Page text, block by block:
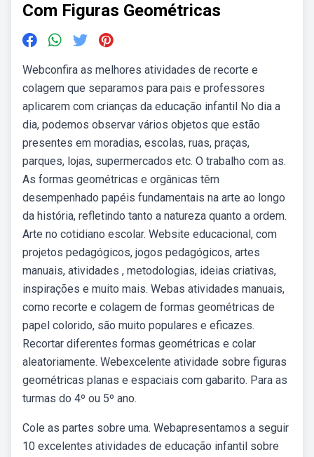
Com Figuras Geométricas
Webconfira as melhores atividades de recorte e
colagem que separamos para pais e professores
aplicarem com crianças da educação infantil No dia a
dia, podemos observar vários objetos que estão
presentes em moradias, escolas, ruas, praças,
parques, lojas, supermercados etc. O trabalho com as.
As formas geométricas e orgânicas têm
desempenhado papéis fundamentais na arte ao longo
da história, refletindo tanto a natureza quanto a ordem.
Arte no cotidiano escolar. Website educacional, com
projetos pedagógicos, jogos pedagógicos, artes
manuais, atividades , metodologias, ideias criativas,
inspirações e muito mais. Webas atividades manuais,
como recorte e colagem de formas geométricas de
papel colorido, são muito populares e eficazes.
Recortar diferentes formas geométricas e colar
aleatoriamente. Webexcelente atividade sobre figuras
geométricas planas e espaciais com gabarito. Para as
turmas do 4º ou 5º ano.
Cole as partes sobre uma. Webapresentamos a seguir
10 excelentes atividades de educação infantil sobre